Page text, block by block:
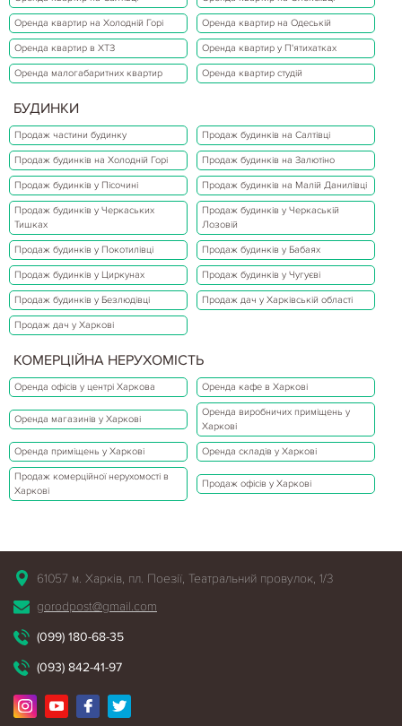
Оренда квартир на Холодній Горі Оренда квартир на Одеській
Оренда квартир в ХТЗ Оренда квартир у П'ятихатках
Оренда малогабаритних квартир Оренда квартир студій
БУДИНКИ
Продаж частини будинку Продаж будинків на Салтівці
Продаж будинків на Холодній Горі Продаж будинків на Залютіно
Продаж будинків у Пісочині Продаж будинків на Малій Данилівці
Продаж будинків у Черкаських
Тишках
Продаж будинків у Черкаській
Лозовій
Продаж будинків у Покотилівці Продаж будинків у Бабаях
Продаж будинків у Циркунах Продаж будинків у Чугуєві
Продаж будинків у Безлюдівці Продаж дач у Харківській області
Продаж дач у Харкові
КОМЕРЦІЙНА НЕРУХОМІСТЬ
Оренда офісів у центрі Харкова Оренда кафе в Харкові
Оренда магазинів у Харкові
Оренда виробничих приміщень у
Харкові
Оренда приміщень у Харкові Оренда складів у Харкові
Продаж комерційної нерухомості в
Харкові
Продаж офісів у Харкові
61057 м. Харків, пл. Поезії, Театральний провулок, 1/3
gorodpost@gmail.com
(099) 180-68-35
(093) 842-41-97